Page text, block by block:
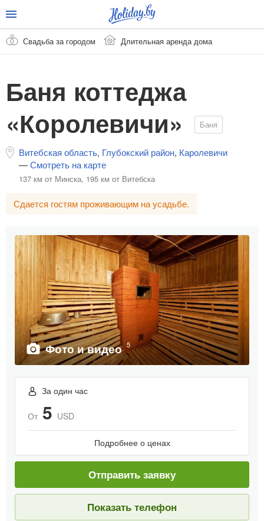
Свадьба за городом Длительная аренда дома
Баня коттеджа
«Королевичи»
Баня
Витебская область, Глубокский район, Каролевичи
—Смотреть на карте
137 км от Минска, 195 км от Витебска
Сдается гостям проживающим на усадьбе.
Фото и видео 5
За один час
От 5 USD
Подробнее о ценах
Отправить заявку
Показать телефон